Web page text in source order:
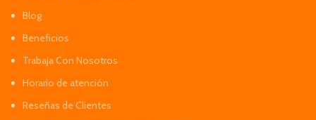
Blog
Beneficios
Trabaja Con Nosotros
Horario de atención
Reseñas de Clientes